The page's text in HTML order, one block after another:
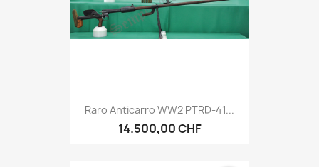
Raro Anticarro WW2 PTRD-41...
14.500,00 CHF